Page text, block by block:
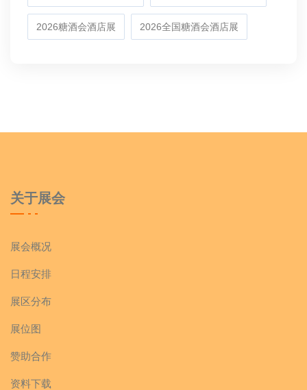
2026糖酒会酒店展 2026全国糖酒会酒店展
关于展会
展会概况
日程安排
展区分布
展位图
赞助合作
资料下载